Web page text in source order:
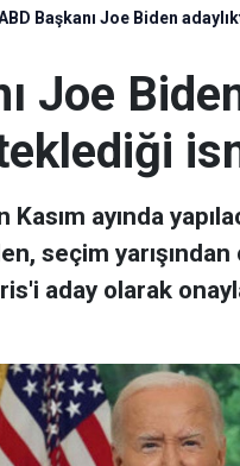
Başkanı Joe Biden
Joe
Kasım ayında
seçim
aday olarak